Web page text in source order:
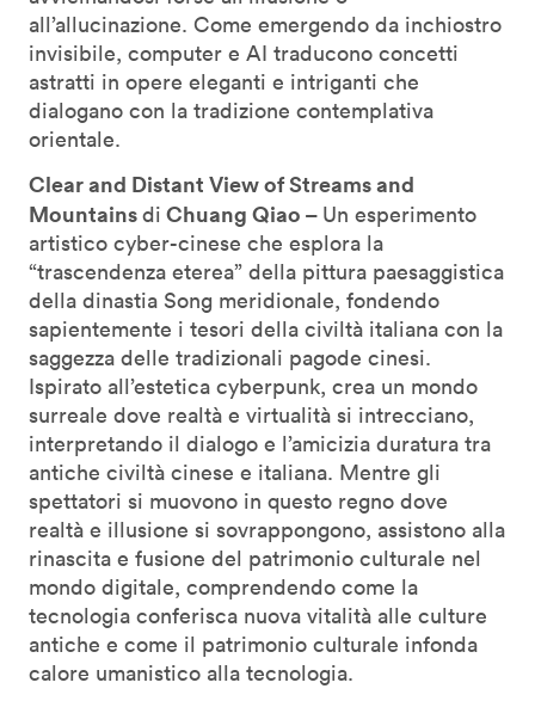
all’allucinazione. Come emergendo da inchiostro
invisibile, computer e AI traducono concetti
astratti in opere eleganti e intriganti che
dialogano con la tradizione contemplativa
orientale.
Clear and Distant View of Streams and
Mountainsdi Chuang Qiao – Un esperimento
artistico cyber-cinese che esplora la
“trascendenza eterea” della pittura paesaggistica
della dinastia Song meridionale, fondendo
sapientemente i tesori della civiltà italiana con la
saggezza delle tradizionali pagode cinesi.
Ispirato all’estetica cyberpunk, crea un mondo
surreale dove realtà e virtualità si intrecciano,
interpretando il dialogo e l’amicizia duratura tra
antiche civiltà cinese e italiana. Mentre gli
spettatori si muovono in questo regno dove
realtà e illusione si sovrappongono, assistono alla
rinascita e fusione del patrimonio culturale nel
mondo digitale, comprendendo come la
tecnologia conferisca nuova vitalità alle culture
antiche e come il patrimonio culturale infonda
calore umanistico alla tecnologia.